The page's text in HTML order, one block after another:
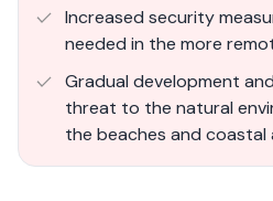
Increased security
needed in the more
Gradual development
threat to the natural
the beaches and coastal